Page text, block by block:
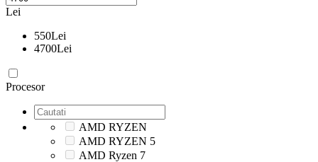
Lei
550Lei
4700Lei
Procesor
AMD RYZEN
AMD RYZEN 5
AMD Ryzen 7